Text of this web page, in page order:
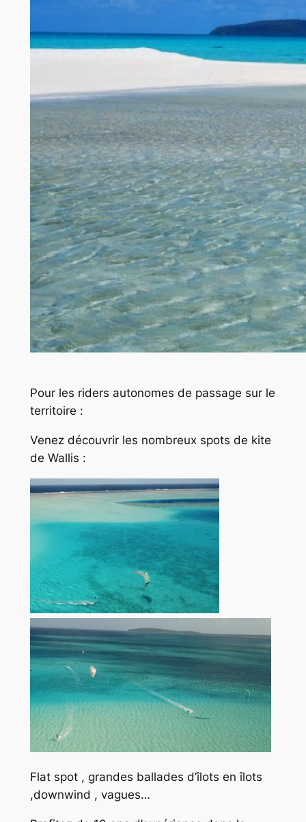
Pour les riders autonomes de passage sur le
territoire :
Venez découvrir les nombreux spots de kite
de Wallis :
Flat spot , grandes ballades d’îlots en îlots
,downwind , vagues…